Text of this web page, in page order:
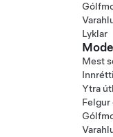
Lyklar
Mest
Ytra
Felgur